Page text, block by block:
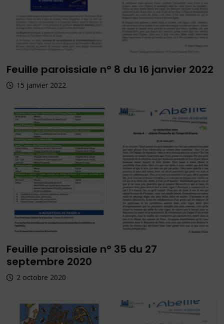
Feuille paroissiale n° 8 du 16 janvier 2022
15 janvier 2022
Feuille paroissiale n° 35 du 27
septembre 2020
2 octobre 2020